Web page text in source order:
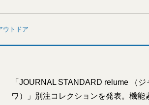
ウトドア
「JOURNAL STANDARD relume （
ワ）」別注コレクションを発表。機